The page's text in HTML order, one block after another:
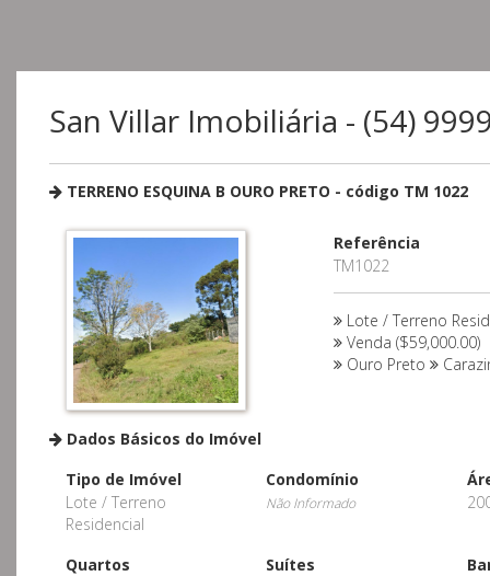
San Villar Imobiliária - (54)
TERRENO ESQUINA B OURO PRETO - código TM 1022
Referência
TM1022
Lote / Terreno
Venda ($59,000.00)
Ouro Preto
Dados Básicos do Imóvel
Tipo de Imóvel
Lote / Terreno
Residencial
Condomínio
Não Informado
Quartos Suítes